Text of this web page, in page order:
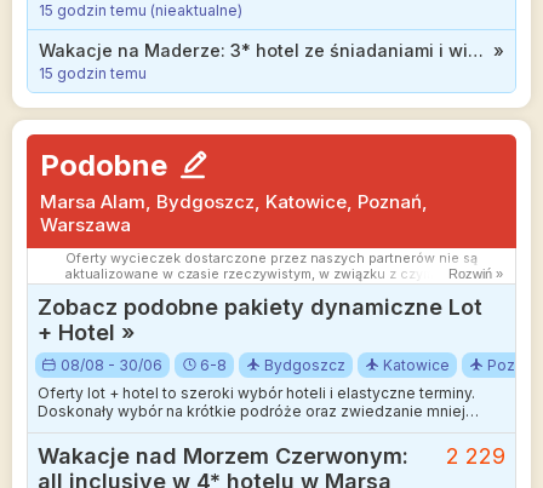
15 godzin temu (nieaktualne)
Wakacje na Maderze: 3* hotel ze śniadaniami i widokiem na ocean od 2399 zł »
15 godzin temu
Podobne
Marsa Alam, Bydgoszcz, Katowice, Poznań,
Warszawa
Oferty wycieczek dostarczone przez naszych partnerów nie są
aktualizowane w czasie rzeczywistym, w związku z czym ceny i
dostępność ofert mogą się nieznacznie różnić od aktualnych.
Dokładamy wszelkich starań aby rozbieżności były jak najmniejsze.
Rozwiń »
Zobacz podobne pakiety dynamiczne Lot
+ Hotel »
08/08 - 30/06 6-8 Bydgoszcz Katowice
Poznań
Oferty lot + hotel to szeroki wybór hoteli i elastyczne terminy.
Doskonały wybór na krótkie podróże oraz zwiedzanie mniej
wakacyjnych kierunków.
Wakacje nad Morzem Czerwonym:
all inclusive w 4* hotelu w Marsa
2 229